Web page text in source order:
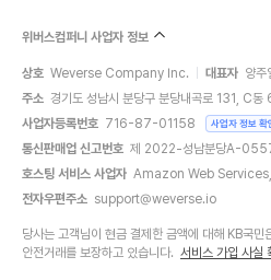
위버스컴퍼니 사업자 정보
상호 Weverse Company Inc. 대표자 양주
주소 경기도 성남시 분당구 분당내곡로 131, C동
사업자등록번호 716-87-01158 사업자 정보 확
통신판매업 신고번호 제 2022-성남분당A-
호스팅 서비스 사업자 Amazon Web
전자우편주소 support@weverse.io
당사는 고객님이 현금 결제한 금액에 대해 KB국민
안전거래를 보장하고 있습니다. 서비스 가입 사실